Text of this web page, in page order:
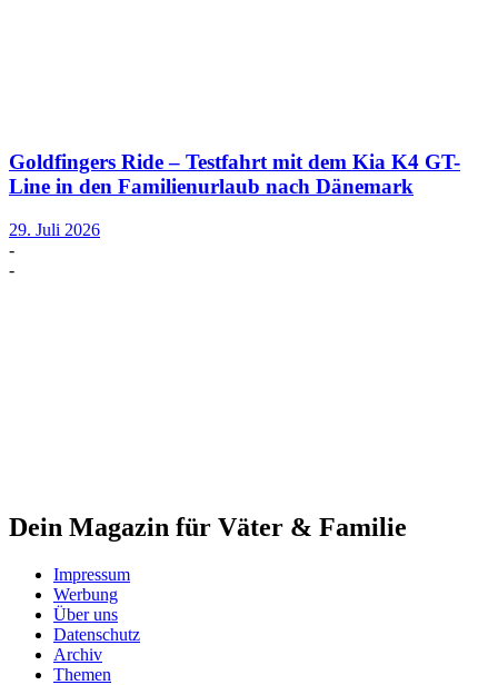
Goldfingers Ride – Testfahrt mit dem Kia K4 GT-
Line in den Familienurlaub nach Dänemark
29. Juli 2026
-
-
Dein Magazin für Väter & Familie
Impressum
Werbung
Über uns
Datenschutz
Archiv
Themen